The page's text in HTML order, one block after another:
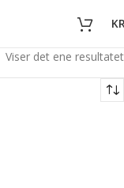
Viser det ene resultatet